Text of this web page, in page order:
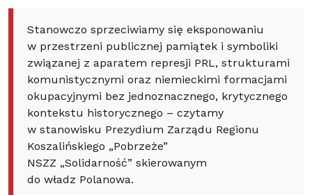
Stanowczo sprzeciwiamy się eksponowaniu
w przestrzeni publicznej pamiątek i symboliki
związanej z aparatem represji PRL, strukturami
komunistycznymi oraz niemieckimi formacjami
okupacyjnymi bez jednoznacznego, krytycznego
kontekstu historycznego – czytamy
w stanowisku Prezydium Zarządu Regionu
Koszalińskiego „Pobrzeże”
NSZZ „Solidarność” skierowanym
do władz Polanowa.